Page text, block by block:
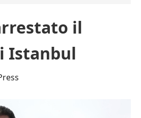
il
Istanbul